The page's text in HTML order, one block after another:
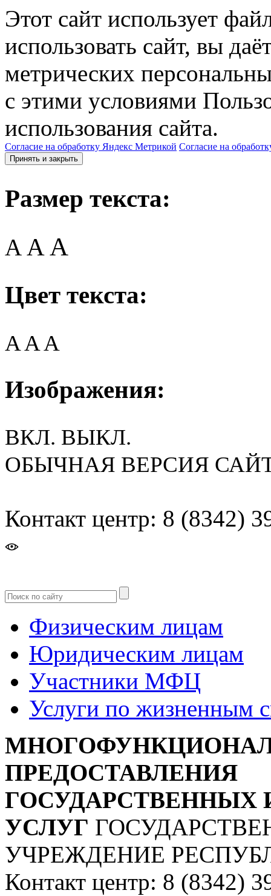
Этот сайт использует
использовать сайт, вы
метрических
с этими условиями
использования сайта.
Согласие на обработку Яндекс Метрикой Согласие на
Принять и закрыть
Размер текста:
A AA
Цвет текста:
AAA
Изображения:
ВКЛ. ВЫКЛ.
ОБЫЧНАЯ ВЕРСИЯ
Контакт центр: 8 (8342)
Физическим лицам
Юридическим лицам
Участники МФЦ
Услуги по жизненным
ПРЕДОСТАВЛЕНИЯ
УСЛУГ
УЧРЕЖДЕНИЕ
Контакт центр: 8 (8342)